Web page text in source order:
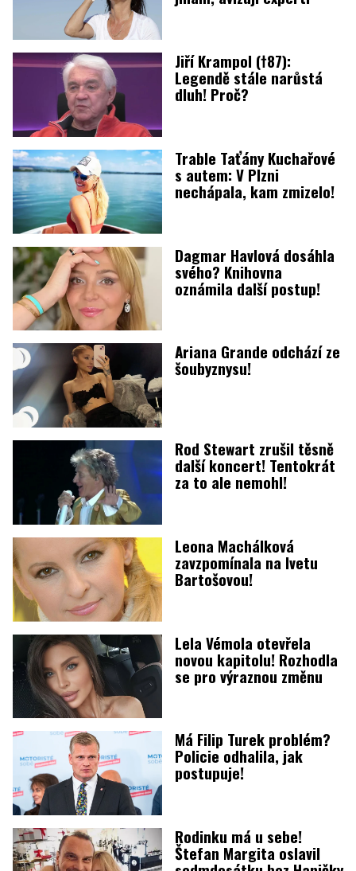
Jiří Krampol (†87):
Legendě stále narůstá
dluh! Proč?
Trable Taťány Kuchařové
s autem: V Plzni
nechápala, kam zmizelo!
Dagmar Havlová dosáhla
svého? Knihovna
oznámila další postup!
Ariana Grande odchází ze
šoubyznysu!
Rod Stewart zrušil těsně
další koncert! Tentokrát
za to ale nemohl!
Leona Machálková
zavzpomínala na Ivetu
Bartošovou!
Lela Vémola otevřela
novou kapitolu! Rozhodla
se pro výraznou změnu
Má Filip Turek problém?
Policie odhalila, jak
postupuje!
Rodinku má u sebe!
Štefan Margita oslavil